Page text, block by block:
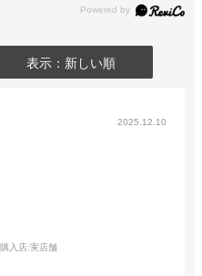
表示：新しい順
2025.12.10
購入店:実店舗